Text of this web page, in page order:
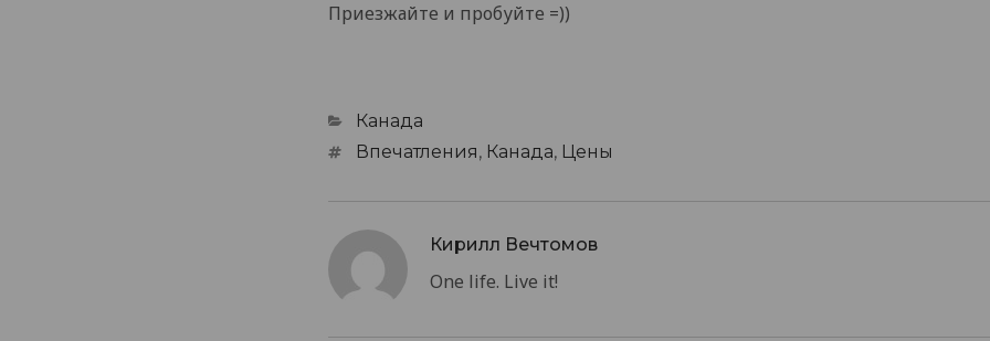
Приезжайте и пробуйте =))
Categories
Канада
TagsВпечатления, Канада, Цены
Кирилл Вечтомов
One life. Live it!